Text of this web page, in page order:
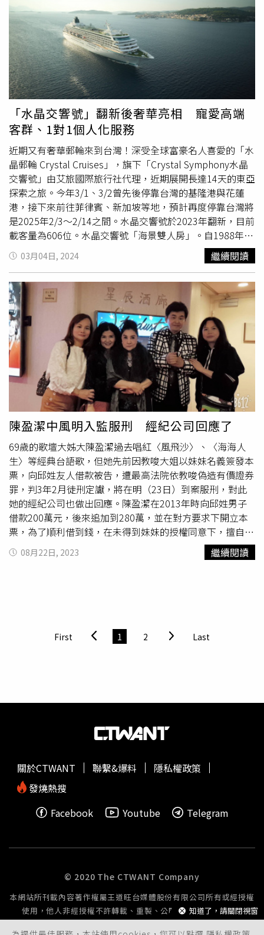
世界的旅遊特性。高雄餐旅大學會展暨行銷系講師王聖傑表
示，相較搭飛機出國，搭乘郵輪旅遊移動前往不同城市，無
須長時間拉車、走路、更換飯店，想休息也能隨時進房，旅
遊的便利性和舒適性，相當適合年長者參與；裡頭豐富多樣
的設施及活動，也適合家族旅遊，白天各自選擇喜愛的活動
參加，晚上再一起團聚用餐，不同年齡層一起出遊，卻不必
綁著做同件事，大家都開心。郵輪船票包括在船上的早餐、
午餐和晚餐，幾乎24小時都有供餐，一天5餐以上都有可
能，根本就是吃貨的天堂。（圖／鳳凰旅遊提供）雄獅旅遊
也統計，因郵輪上24小時供餐，台灣旅客平均每日享用5.6
餐，其中台灣民眾對「牛排」情有獨鍾，平均每日消耗逾
200公斤牛排，另外像是烤雞、漢堡、甜點等，都深獲喜
愛。吃飽喝足，還能享受健身房、運動場、游泳池等硬體設
施，或是精心準備的各項活動，以挪威奮進號為例，其中
「卡牌對戰」、「唱歌比賽」活動最受台灣旅客青睞。回顧
台灣郵輪發展，王聖傑表示，最早於1997年麗星郵輪 進入
台灣市場，打開台灣對於郵輪旅遊的認識，2010年左右旅
行業者以聯合包船方式大量引進國際郵輪來台做為母港，加
速了國內整體郵輪市場的發展和普及化，但大多人只搭過以
台灣為母港開往香港、日韓的航線，僅少部分民眾曾飛往其
他國家體驗進階的「飛航郵輪fly-cruise」玩法，「現在很多
人會飛往日本、新加坡、馬來西亞，甚至較遠的阿拉斯加、
地中海搭乘郵輪，那裡有更多、更新、更大的郵輪。」岸上
觀光也可以考慮參加船公司的團或自由行，若全程自由行，
切記要確認船靠港位置、評估往返景點的車程時間，若錯過
了上船時間，郵輪可是不會等人的。（圖／翻攝自皇家加勒
比郵輪公司官網）想玩進階版？除了可參考國內旅行社代理
的航線產品，也就是旅行社向船公司拿到銷售權後包裝成的
團體或自由行商品，民眾也可以透過郵輪平台直接訂房。
「你可以把它想成Booking.com、Agoda那樣的訂房網，只
是商品從飯店客房變成郵輪艙房。」旅遊達人老田就說明，
如果民眾想省錢，可以試著自己訂郵輪，但因為這些郵輪訂
艙網大多都只有英文操作介面，對一般台灣旅客來說有點門
檻，導致很多人不知道郵輪其實可以是很平價的旅遊方式。
他以郵輪平台Cruise.com舉例，如經典的8天7夜西地中
海，內艙價一人480美元，稅費全含961美元(不包含郵輪小
費)，等於台幣31,209元，相當於2人玩歐洲8天食宿全包每
人只要1.5萬元台幣。不過他也提醒，雖然介面都很清楚，
下訂沒什麼難度，但填資料時務必看清楚，如果填錯，英文
客服都在境外，更正資料過程非常麻煩。另一個郵輪平台
會承擔風險、提供旅客在海外的一切服務，因此他建議，沒
旅行經驗、沒有應變能力，或是長者，建議還是找旅行社較
「水晶交響號」翻新後奢華亮相 寵愛高端
客群、1對1個人化服務
近期又有奢華郵輪來到台灣！深受全球富豪名人喜愛的「水
晶郵輪 Crystal Cruises」，旗下「Crystal Symphony水晶
交響號」由艾旅國際旅行社代理，近期展開長達14天的東亞
探索之旅。今年3/1、3/2曾先後停靠台灣的基隆港與花蓮
港，接下來前往菲律賓、新加坡等地，預計再度停靠台灣將
是2025年2/3～2/14之間。水晶交響號於2023年翻新，目前
載客量為606位。水晶交響號「海景雙人房」。自1988年創
立的水晶郵輪，曾蟬聯多年世界兩大旅遊評鑑「Travel &
Leisure」、「Condé Nast」獎項，原本隸屬於 麗星郵輪母
Abercrombie & Kent收購水晶郵輪旗下的「Crystal
Symphony 水晶交響號」和「Crystal Serenity水晶寧靜
號」，並進行全面煥新整修。水晶交響號包含套房與客房共
8種房型，整修後更加寬敞，面積自215平方英尺（約6坪）
至850平方英尺（約24坪），其中高達80%客房擁有12坪至
30坪空間，而且套房還配有產自義大利的大理石、現代家具
和精美寢具，並設有多間連通套房，符合家庭需求。載客量
減半後也使賓客與船員比例接近1：1，讓每位旅客都能享受
個人化的尊寵服務。郵輪上的Waterside餐廳。Avenue
Saloon雞尾酒吧。水晶交響號共有9間餐廳和6間酒吧，並
與所行經航線的各國名廚合作，推出獨具風味的特色料理，
像是日本傳奇大廚松久信幸Nobu Matsuhisa招牌的日式和
秘魯菜餚創意融合，正是水晶郵輪船上餐飲的一大亮點。休
閒娛樂設施方面則有超過3,000平方英尺（約84坪）的健身
中心，囊括露天泳池、健身房、與溫布頓公開賽同規格的板
網球場、高爾夫練習設施、桌球室等，以及國際名品林立的
購物中心、奢寵SPA、電影院、表演廳、圖書館、電腦中心
等，滿足每位旅客放鬆享樂的需求。船上有適合兒童與青少
年的活動中心Wave's & Fantasia。若想放鬆身心也可體驗
SPA服務。負責代理的艾旅國際旅行社是國際奢華旅遊聯盟
地中海與北歐航線、12月為非洲與印度洋航線，詳情可洽詢
艾旅國際旅行社（https://www.livewellgroup.com.tw/）。
03月04日, 2024 繼續閱讀
陳盈潔中風明入監服刑 經紀公司回應了
69歲的歌壇大姊大陳盈潔過去唱紅〈風飛沙〉、〈海海人
生〉等經典台語歌，但她先前因教唆大姐以妹妹名義簽發本
票，向邱姓友人借款被告，遭最高法院依教唆偽造有價證券
罪，判3年2月徒刑定讞，將在明（23日）到案服刑，對此
她的經紀公司也做出回應。陳盈潔在2013年時向邱姓男子
借款200萬元，後來追加到280萬，並在對方要求下開立本
票，為了順利借到錢，在未得到妹妹的授權同意下，擅自教
唆姊姊偽造本票，擅自簽妹妹的名字來背書，被依教唆偽造
有價證券罪起訴，最終被法院判刑3年2月徒刑，全案定讞。
上午9點就必須報到服刑。」
08月22日, 2023 繼續閱讀
First 1 2 Last
知道了，請關閉視窗
關於CTWANT 聯繫&爆料
隱私權政策
發燒熱搜
Facebook
Youtube Telegram
© 2020 The CTWANT Company
本網站所刊載內容著作權屬王道旺台媒體股份有限公司所有或經授權
使用，他人非經授權不許轉載、重製、公開播送或公開傳輸。